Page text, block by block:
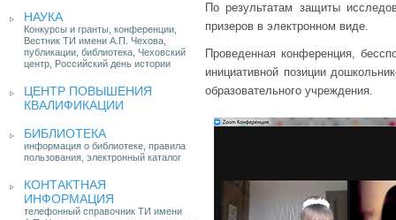
НАУКА
Конкурсы и гранты, конференции,
Вестник ТИ имени А.П. Чехова,
публикации, библиотека, Чеховский
центр, Российский день истории
ЦЕНТР ПОВЫШЕНИЯ
КВАЛИФИКАЦИИ
БИБЛИОТЕКА
информация о библиотеке, правила
пользования, электронный каталог
КОНТАКТНАЯ
ИНФОРМАЦИЯ
телефонный справочник ТИ имени
По результатам защиты
призеров в электронном виде.
Проведенная конференция,
инициативной позиции
образовательного учреждения.